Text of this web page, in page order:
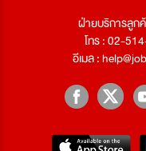
ฝ่ายบริการลูก
โทร : 02-
อีเมล :